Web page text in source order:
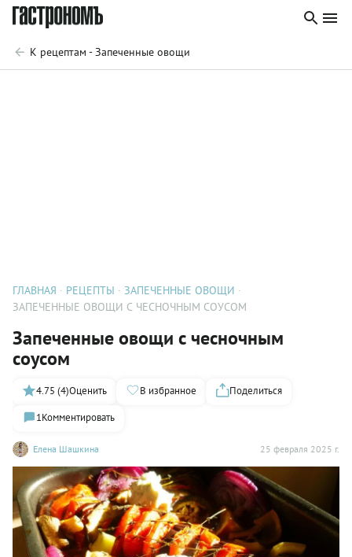
К рецептам - Запеченные овощи
ГЛАВНАЯ РЕЦЕПТЫ
ЗАПЕЧЕННЫЕ ОВОЩИ
ЗАПЕЧЕННЫЕ ОВОЩИ С ЧЕСНОЧНЫМ СОУСОМ
Запеченные овощи с чесночным
соусом
Елена Шашкина 25 февраля 2025 г.
4.75 (4)Оценить В избранное
Поделиться
1Комментировать